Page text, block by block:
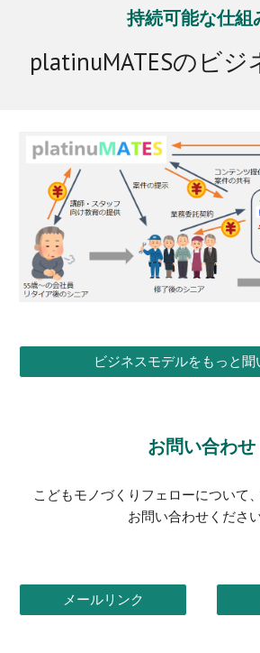
持続可能な仕組
platinuMATESのビジ
ビジネスモデルをもっと聞
お問い合わせ
こどもモノづくりフェローについて
お問い合わせください
メールリンク